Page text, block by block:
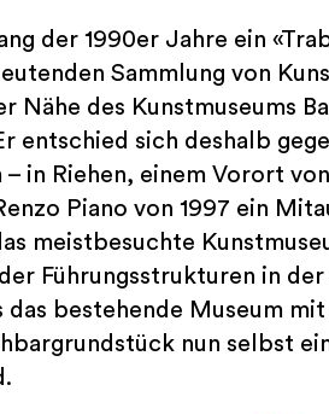
der 1990er Jahre ein
Sammlung von
Nähe des Kunstmuseums
entschied sich deshalb
– in Riehen, einem Vorort
Piano von 1997 ein
meistbesuchte
Führungsstrukturen in
das bestehende Museum
nun selbst